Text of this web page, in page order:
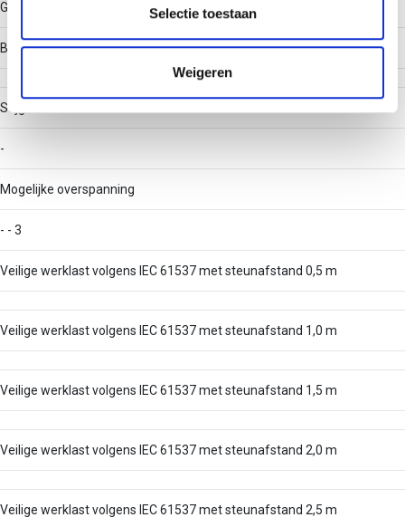
partners kunnen deze gegevens combineren met andere
verzameld op basis van uw gebruik van hun services.
Selectie toestaan
Weigeren
Gelast
Belastingstesttype volgens IEC 61537
Stijgkabelladder
-
Mogelijke overspanning
- - 3
Veilige werklast volgens IEC 61537 met steunafstand 0,5 m
Veilige werklast volgens IEC 61537 met steunafstand 1,0 m
Veilige werklast volgens IEC 61537 met steunafstand 1,5 m
Veilige werklast volgens IEC 61537 met steunafstand 2,0 m
Veilige werklast volgens IEC 61537 met steunafstand 2,5 m